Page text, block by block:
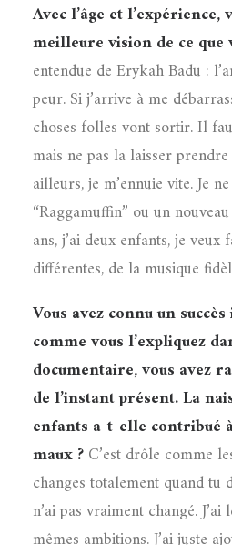
Avec l’âge et l’expérience,
meilleure vision de ce que
entendue de Erykah Badu :
peur. Si j’arrive à me
choses folles vont sortir. Il
mais ne pas la laisser
ailleurs, je m’ennuie vite. Je
“Raggamuffin” ou un
ans, j’ai deux enfants, je veux
différentes, de la musique
Vous avez connu un
comme vous l’expliquez
documentaire, vous avez
de l’instant présent. La
enfants a-t-elle contribué
maux ?C’est drôle comme
changes totalement quand tu
n’ai pas vraiment changé.